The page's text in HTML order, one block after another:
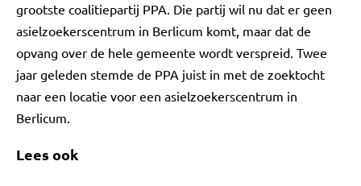
grootste coalitiepartij PPA. Die partij wil nu dat er geen
asielzoekerscentrum in Berlicum komt, maar dat de
opvang over de hele gemeente wordt verspreid. Twee
jaar geleden stemde de PPA juist in met de zoektocht
naar een locatie voor een asielzoekerscentrum in
Berlicum.
Lees ook